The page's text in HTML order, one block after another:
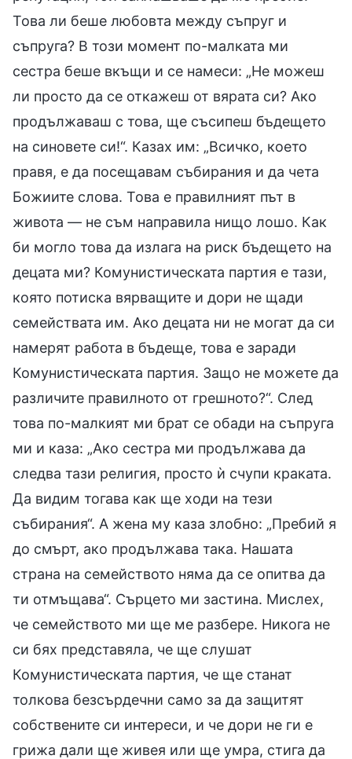
Това ли беше любовта между съпруг и
съпруга? В този момент по-малката ми
сестра беше вкъщи и се намеси: „Не можеш
ли просто да се откажеш от вярата си? Ако
продължаваш с това, ще съсипеш бъдещето
на синовете си!“. Казах им: „Всичко, което
правя, е да посещавам събирания и да чета
Божиите слова. Това е правилният път в
живота — не съм направила нищо лошо. Как
би могло това да излага на риск бъдещето на
децата ми? Комунистическата партия е тази,
която потиска вярващите и дори не щади
семействата им. Ако децата ни не могат да си
намерят работа в бъдеще, това е заради
Комунистическата партия. Защо не можете да
различите правилното от грешното?“. След
това по-малкият ми брат се обади на съпруга
ми и каза: „Ако сестра ми продължава да
следва тази религия, просто ѝ счупи краката.
Да видим тогава как ще ходи на тези
събирания“. А жена му каза злобно: „Пребий я
до смърт, ако продължава така. Нашата
страна на семейството няма да се опитва да
ти отмъщава“. Сърцето ми застина. Мислех,
че семейството ми ще ме разбере. Никога не
си бях представяла, че ще слушат
Комунистическата партия, че ще станат
толкова безсърдечни само за да защитят
собствените си интереси, и че дори не ги е
грижа дали ще живея или ще умра, стига да